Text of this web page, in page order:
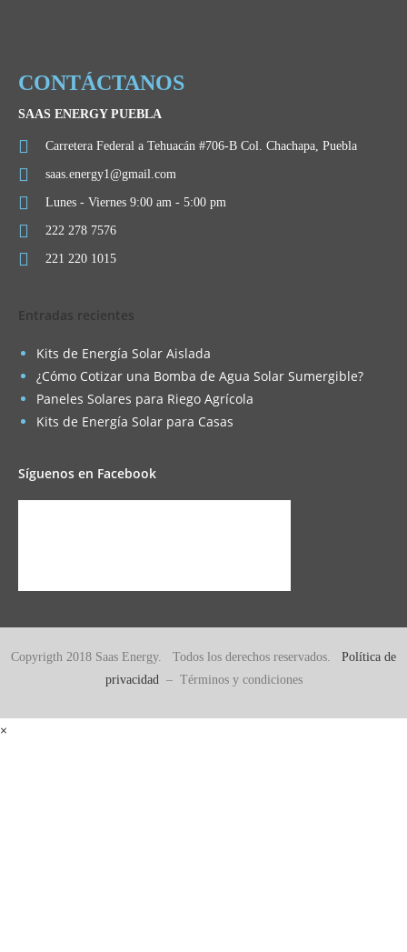
CONTÁCTANOS
SAAS ENERGY PUEBLA
Carretera Federal a Tehuacán #706-B Col. Chachapa, Puebla
saas.energy1@gmail.com
Lunes - Viernes 9:00 am - 5:00 pm
222 278 7576
221 220 1015
Entradas recientes
Kits de Energía Solar Aislada
¿Cómo Cotizar una Bomba de Agua Solar Sumergible?
Paneles Solares para Riego Agrícola
Kits de Energía Solar para Casas
Síguenos en Facebook
Copyrigth 2018 Saas Energy. Todos los derechos reservados. Política de
privacidad– Términos y condiciones
×